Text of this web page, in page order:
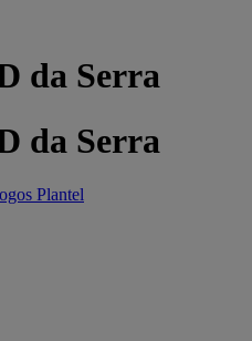
da Serra
da Serra
Plantel